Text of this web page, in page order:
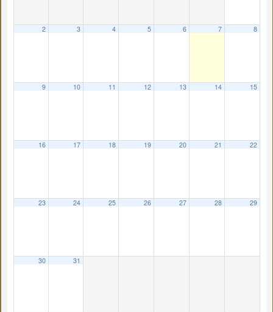
2 3 4 5 6 7 8
9 10 11 12 13 14 15
16 17 18 19 20 21 22
23 24 25 26 27 28 29
30 31